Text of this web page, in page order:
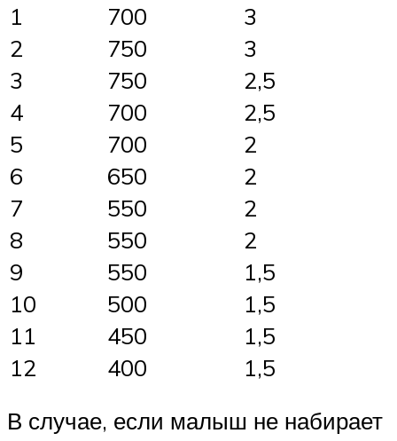
1
700
3
2
750
3
3
750
2,5
4
700
2,5
5
700
2
6
650
2
7
550
2
8
550
2
9
550
1,5
10
500
1,5
11
450
1,5
12
400
1,5
В случае, если малыш не набирает